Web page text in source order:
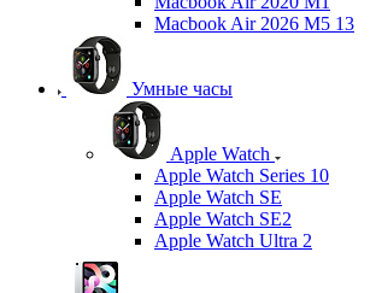
Macbook Air 2026 M5 13
Умные часы
Apple Watch
Apple Watch Series 10
Apple Watch SE
Apple Watch SE2
Apple Watch Ultra 2